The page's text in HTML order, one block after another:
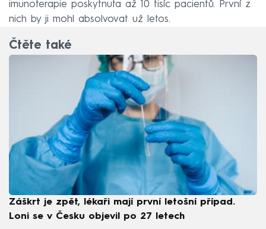
imunoterapie poskytnuta až 10 tisíc pacientů. První z
nich by ji mohl absolvovat už letos.
Čtěte také
Záškrt je zpět, lékaři mají první letošní případ.
Loni se v Česku objevil po 27 letech